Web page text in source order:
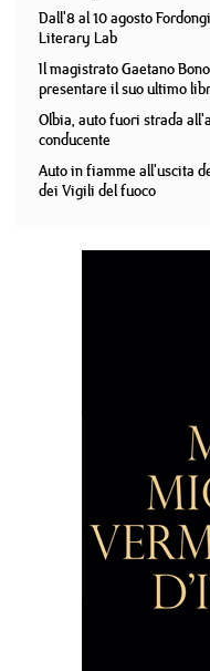
Dall'8 al 10 agosto
Literary Lab
Il magistrato Gaetano
presentare il suo ultimo
Olbia, auto fuori strada
conducente
Auto in fiamme all'uscita
dei Vigili del fuoco